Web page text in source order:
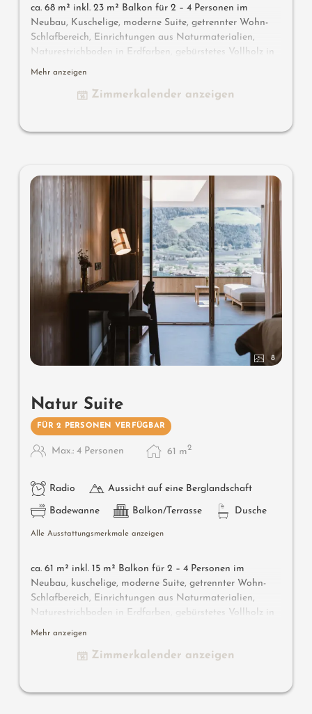
ca. 68 m² inkl. 23 m² Balkon für 2 – 4 Personen im
Neubau, Kuschelige, moderne Suite, getrennter Wohn-
Schlafbereich, Einrichtungen aus Naturmaterialien,
Naturestrichboden in Erdfarben, gebürstetes Vollholz in
heimischer Lärche, grober Spritzputz an der Decke für
Schlafcouch (französisches Maß), Schreibtisch aus Leder,
Beistelltischchen, ein Stuhl und ein Schaukelstuhl
Wissenswertes: Boxspringmatratze und Klimaanlage
Mehr anzeigen
Zimmerkalender anzeigen
8
Natur Suite
FÜR 2 PERSONEN VERFÜGBAR
Max.: 4 Personen 61 m2
Radio Aussicht auf eine Berglandschaft
Badewanne Balkon/Terrasse Dusche
Alle Ausstattungsmerkmale anzeigen
ca. 61 m² inkl. 15 m² Balkon für 2 – 4 Personen im
Neubau, kuschelige, moderne Suite, getrennter Wohn-
Schlafbereich, Einrichtungen aus Naturmaterialien,
Naturestrichboden in Erdfarben, gebürstetes Vollholz in
heimischer Lärche, grober Spritzputz an der Decke für
Schlafcouch (französisches Maß), Schreibtisch aus Leder,
Mehr anzeigen
Zimmerkalender anzeigen